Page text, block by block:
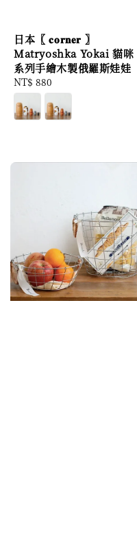
日本〖 𝐜𝐨𝐫𝐧𝐞𝐫 〗
Matryoshka Yokai 貓咪
系列手繪木製俄羅斯娃娃
Regular
price
NT$ 880